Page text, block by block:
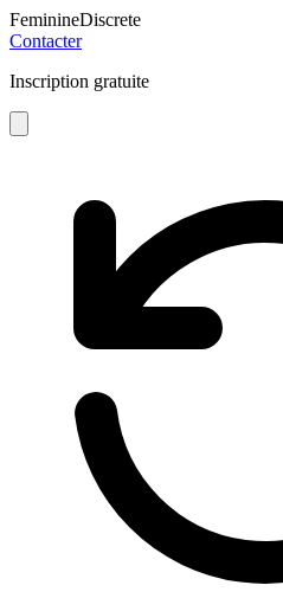
FeminineDiscrete
Contacter
Inscription gratuite